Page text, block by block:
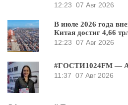
12:23 07 Авг 2026
В июле 2026 года
Китая достиг 4,66
12:23 07 Авг 2026
#ГОСТИ1024FM —
11:37 07 Авг 2026